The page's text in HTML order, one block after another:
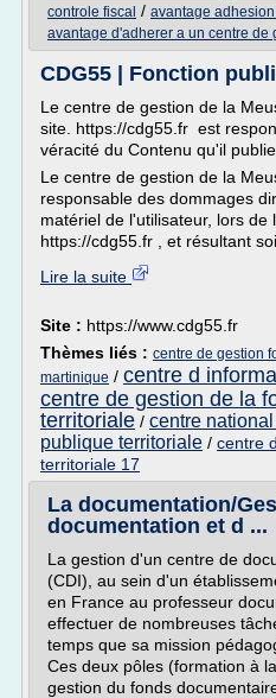
controle fiscal / avantage
avantage d'adherer a un centre de
CDG55 | Fonction
Le centre de gestion de la
site. https://cdg55.fr est
véracité du Contenu qu'il publie.
Le centre de gestion de la
responsable des dommages
matériel de l'utilisateur, lors de
https://cdg55.fr , et résultant
Lire la suite
Site : https://www.cdg55.fr
Thèmes liés : centre de gestion
martinique / centre d
centre de gestion de la
territoriale / centre
publique territoriale / centre
territoriale 17
La documentation/
documentation et d ...
La gestion d'un centre de
(CDI), au sein d'un
en France au professeur
effectuer de nombreuses
temps que sa mission
Ces deux pôles (formation à
gestion du fonds